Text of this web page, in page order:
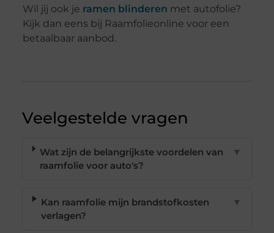
Wil jij ook je ramen blinderen met autofolie?
Kijk dan eens bij Raamfolieonline voor een
betaalbaar aanbod.
Veelgestelde vragen
Wat zijn de belangrijkste voordelen van
raamfolie voor auto's?
▼
Kan raamfolie mijn brandstofkosten
verlagen?
▼